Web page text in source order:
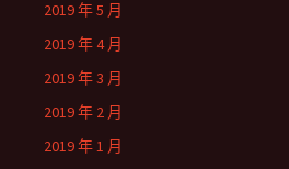
2019 年 5 月
2019 年 4 月
2019 年 3 月
2019 年 2 月
2019 年 1 月